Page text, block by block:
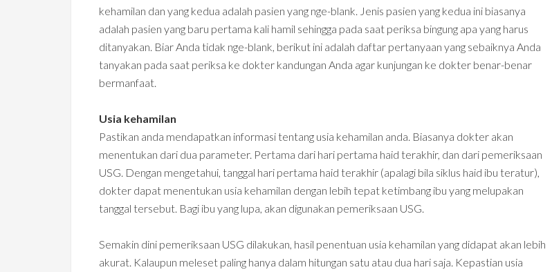
kehamilan dan yang kedua adalah pasien yang nge-blank. Jenis pasien yang kedua ini biasanya
adalah pasien yang baru pertama kali hamil sehingga pada saat periksa bingung apa yang harus
ditanyakan. Biar Anda tidak nge-blank, berikut ini adalah daftar pertanyaan yang sebaiknya Anda
tanyakan pada saat periksa ke dokter kandungan Anda agar kunjungan ke dokter benar-benar
bermanfaat.
Usia kehamilan
Pastikan anda mendapatkan informasi tentang usia kehamilan anda. Biasanya dokter akan
menentukan dari dua parameter. Pertama dari hari pertama haid terakhir, dan dari pemeriksaan
USG. Dengan mengetahui, tanggal hari pertama haid terakhir (apalagi bila siklus haid ibu teratur),
dokter dapat menentukan usia kehamilan dengan lebih tepat ketimbang ibu yang melupakan
tanggal tersebut. Bagi ibu yang lupa, akan digunakan pemeriksaan USG.
Semakin dini pemeriksaan USG dilakukan, hasil penentuan usia kehamilan yang didapat akan lebih
akurat. Kalaupun meleset paling hanya dalam hitungan satu atau dua hari saja. Kepastian usia